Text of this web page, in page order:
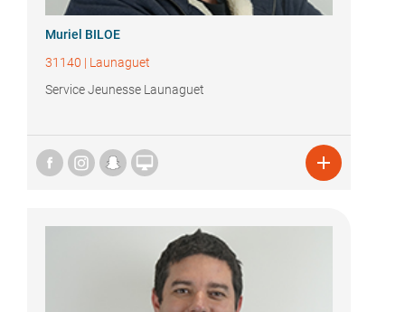
Muriel BILOE
31140 | Launaguet
Service Jeunesse Launaguet
 